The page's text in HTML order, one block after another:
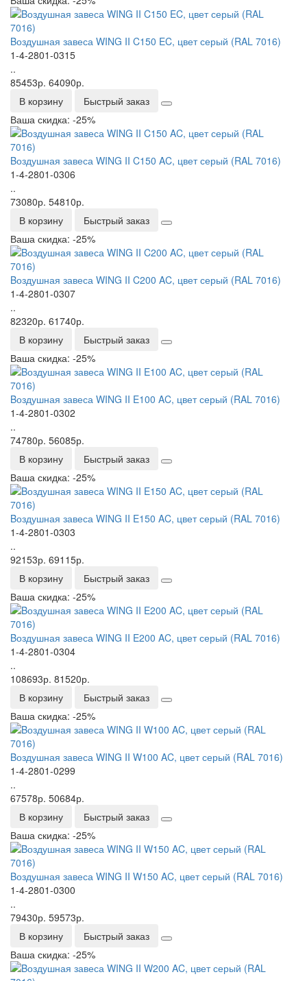
Bоздушная завеса WING II C150 EC, цвет серый (RAL 7016)
1-4-2801-0315
..
85453р. 64090р.
В корзину
Быстрый заказ
Ваша скидка: -25%
Bоздушная завеса WING II C150 AC, цвет серый (RAL 7016)
1-4-2801-0306
..
73080р. 54810р.
В корзину
Быстрый заказ
Ваша скидка: -25%
Bоздушная завеса WING II C200 AC, цвет серый (RAL 7016)
1-4-2801-0307
..
82320р. 61740р.
В корзину
Быстрый заказ
Ваша скидка: -25%
Bоздушная завеса WING II E100 AC, цвет серый (RAL 7016)
1-4-2801-0302
..
74780р. 56085р.
В корзину
Быстрый заказ
Ваша скидка: -25%
Bоздушная завеса WING II E150 AC, цвет серый (RAL 7016)
1-4-2801-0303
..
92153р. 69115р.
В корзину
Быстрый заказ
Ваша скидка: -25%
Bоздушная завеса WING II E200 AC, цвет серый (RAL 7016)
1-4-2801-0304
..
108693р. 81520р.
В корзину
Быстрый заказ
Ваша скидка: -25%
Bоздушная завеса WING II W100 AC, цвет серый (RAL 7016)
1-4-2801-0299
..
67578р. 50684р.
В корзину
Быстрый заказ
Ваша скидка: -25%
Bоздушная завеса WING II W150 AC, цвет серый (RAL 7016)
1-4-2801-0300
..
79430р. 59573р.
В корзину
Быстрый заказ
Ваша скидка: -25%